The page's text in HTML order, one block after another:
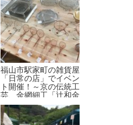
福山市駅家町の雑貨屋
「日常の店」でイベン
ト開催！～京の伝統工
芸、金網細工「辻和金
網」の展示受注会
（2017年6月16日～
30日）